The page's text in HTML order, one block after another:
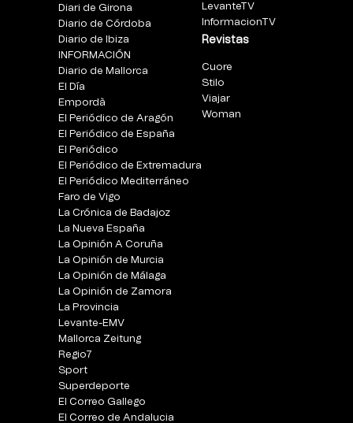
Diari de Girona
Diario de Córdoba
Diario de Ibiza
INFORMACIÓN
Diario de Mallorca
El Día
Empordà
El Periódico de Aragón
El Periódico de España
El Periódico
El Periódico de Extremadura
El Periódico Mediterráneo
Faro de Vigo
La Crónica de Badajoz
La Nueva España
La Opinión A Coruña
La Opinión de Murcia
La Opinión de Málaga
La Opinión de Zamora
La Provincia
Levante-EMV
Mallorca Zeitung
Regio7
Sport
Superdeporte
El Correo Gallego
El Correo de Andalucia
LevanteTV
InformacionTV
Revistas
Cuore
Stilo
Viajar
Woman